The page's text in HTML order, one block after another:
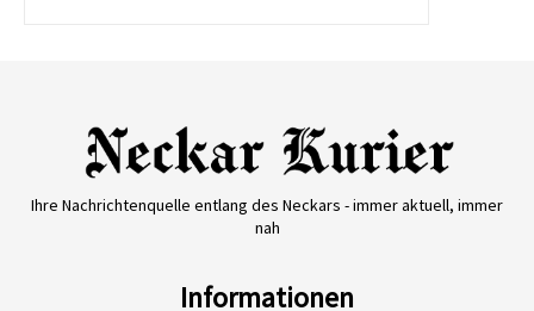
Ihre Nachrichtenquelle entlang des Neckars - immer aktuell, immer
nah
Informationen